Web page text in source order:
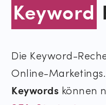
Keyword
Die Keyword-
Online-
Keywords können